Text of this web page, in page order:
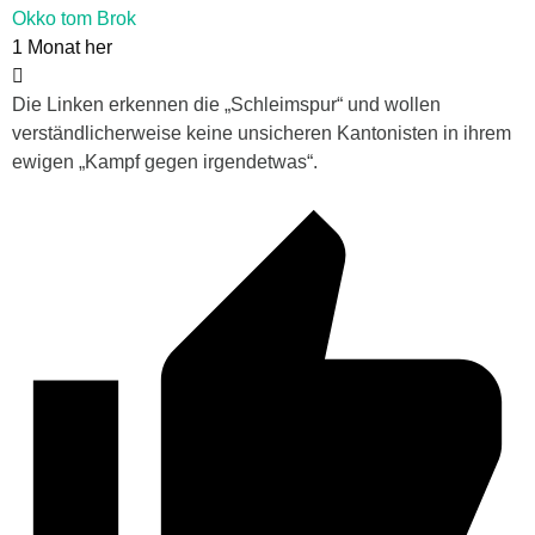
Okko tom Brok
1 Monat her
Die Linken erkennen die „Schleimspur“ und wollen
verständlicherweise keine unsicheren Kantonisten in ihrem
ewigen „Kampf gegen irgendetwas“.